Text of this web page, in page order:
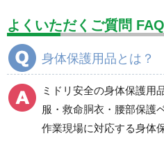
設備用品・作業補助用品
分煙対策機器
電気保守用品 ワイパー
防災グッズ（防災セット）
健康管理器具 季節商品
よくいただくご質問 FAQ
身体保護用品とは？
ミドリ安全の身体保護用
服・救命胴衣・腰部保護
作業現場に対応する身体